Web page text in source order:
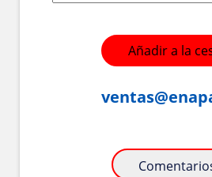
Añadir a la